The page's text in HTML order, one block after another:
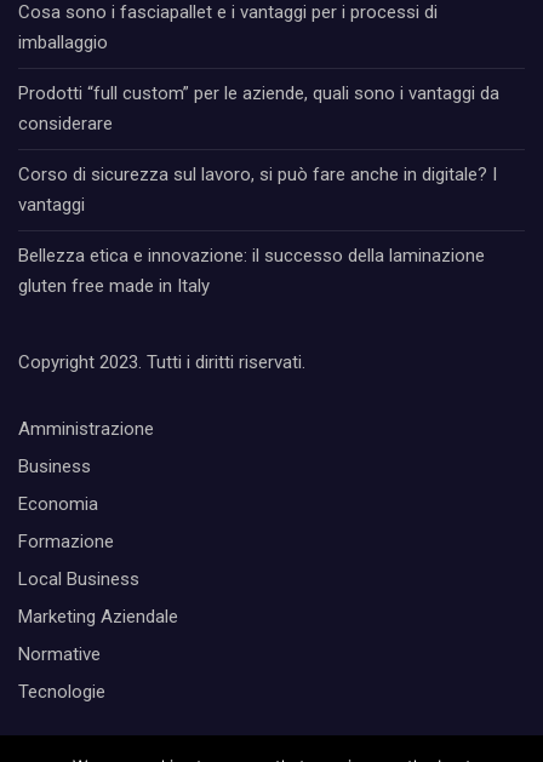
Cosa sono i fasciapallet e i vantaggi per i processi di
imballaggio
Prodotti “full custom” per le aziende, quali sono i vantaggi da
considerare
Corso di sicurezza sul lavoro, si può fare anche in digitale? I
vantaggi
Bellezza etica e innovazione: il successo della laminazione
gluten free made in Italy
Copyright 2023. Tutti i diritti riservati.
Amministrazione
Business
Economia
Formazione
Local Business
Marketing Aziendale
Normative
Tecnologie